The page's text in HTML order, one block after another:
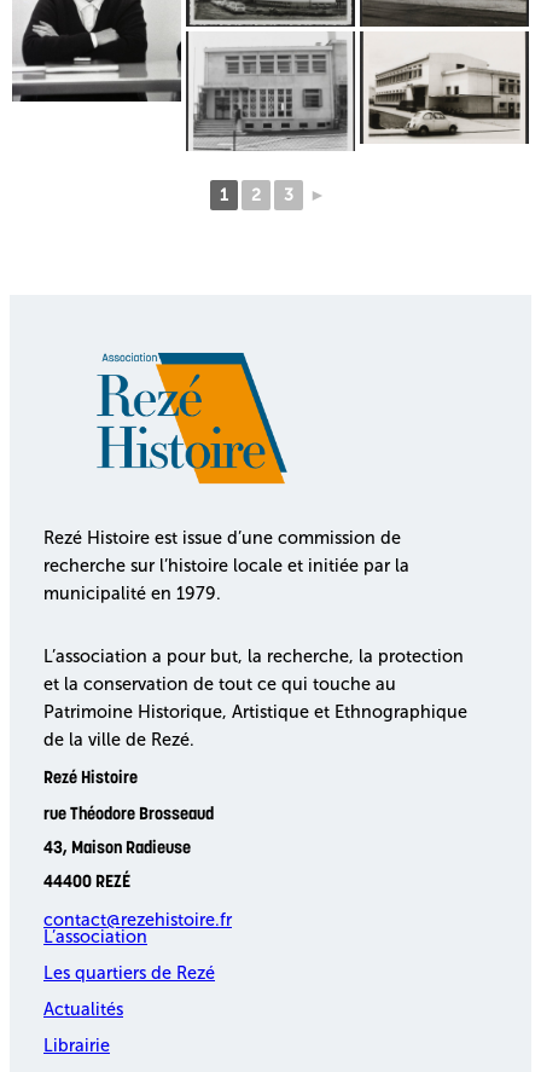
1 2 3 ►
Rezé Histoire est issue d’une commission de
recherche sur l’histoire locale et initiée par la
municipalité en 1979.
L’association a pour but, la recherche, la protection
et la conservation de tout ce qui touche au
Patrimoine Historique, Artistique et Ethnographique
de la ville de Rezé.
Rezé Histoire
rue Théodore Brosseaud
43, Maison Radieuse
44400 REZÉ
contact@rezehistoire.fr
L’association
Les quartiers de Rezé
Actualités
Librairie